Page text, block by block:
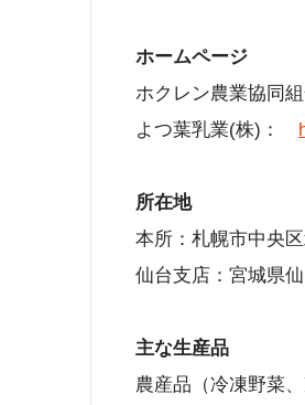
ホームページ
ホクレン農業協同
よつ葉乳業(株)：
所在地
本所：札幌市中央
仙台支店：宮城県
主な生産品
農産品（冷凍野菜